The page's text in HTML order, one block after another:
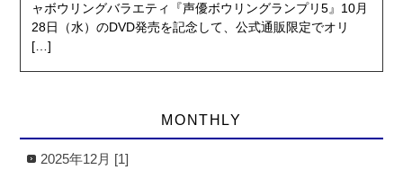
ャボウリングバラエティ『声優ボウリングランプリ5』10月
28日（水）のDVD発売を記念して、公式通販限定でオリ
[…]
MONTHLY
2025年12月 [1]